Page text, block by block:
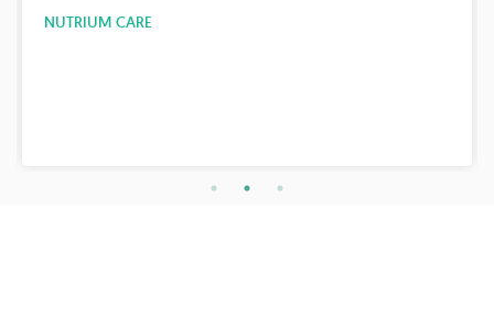
NUTRIUM CARE